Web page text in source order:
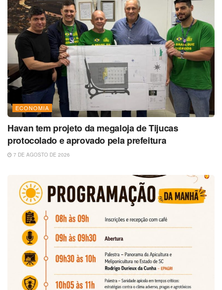
ECONOMIA
Havan tem projeto da megaloja de Tijucas
protocolado e aprovado pela prefeitura
7 DE AGOSTO DE 2026